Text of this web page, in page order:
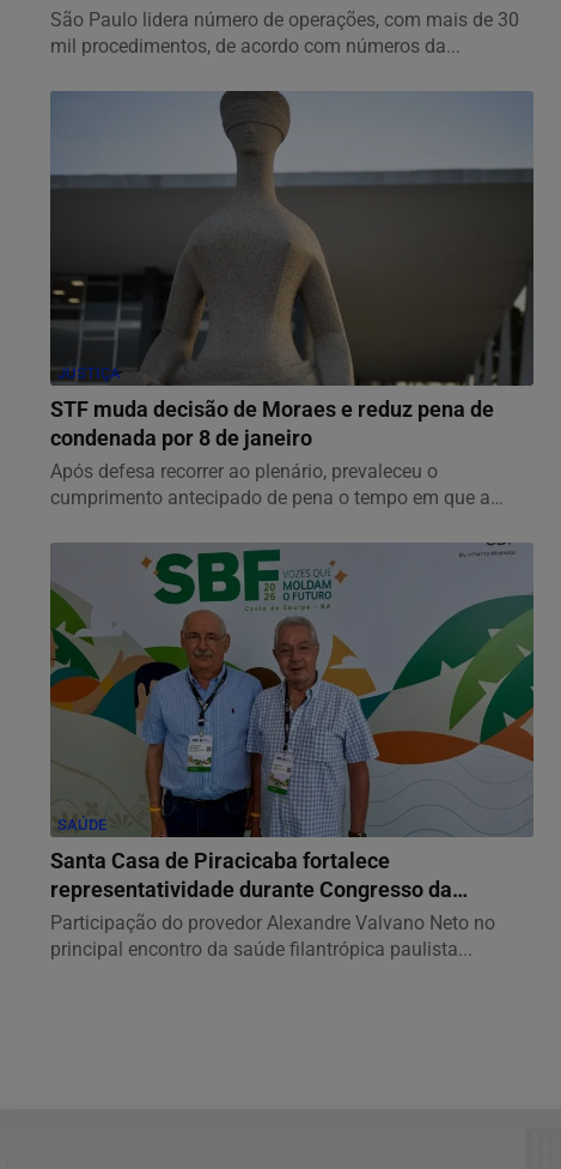
São Paulo lidera número de operações, com mais de 30
mil procedimentos, de acordo com números da...
JUSTIÇA
STF muda decisão de Moraes e reduz pena de
condenada por 8 de janeiro
Após defesa recorrer ao plenário, prevaleceu o
cumprimento antecipado de pena o tempo em que a
SAÚDE
Santa Casa de Piracicaba fortalece
representatividade durante Congresso da
FEHOSP
Participação do provedor Alexandre Valvano Neto no
principal encontro da saúde filantrópica paulista...